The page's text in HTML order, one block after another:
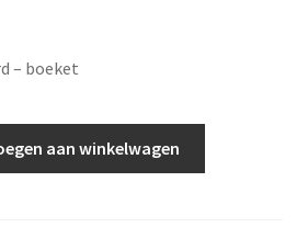
– boeket
aan winkelwagen